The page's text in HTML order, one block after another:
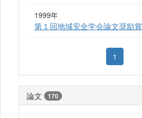
1999年
第１回地域安全学会論文奨励賞
1
論文 170